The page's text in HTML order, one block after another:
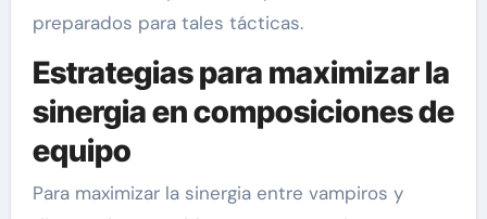
preparados para tales tácticas.
Estrategias para maximizar la
sinergia en composiciones de
equipo
Para maximizar la sinergia entre vampiros y